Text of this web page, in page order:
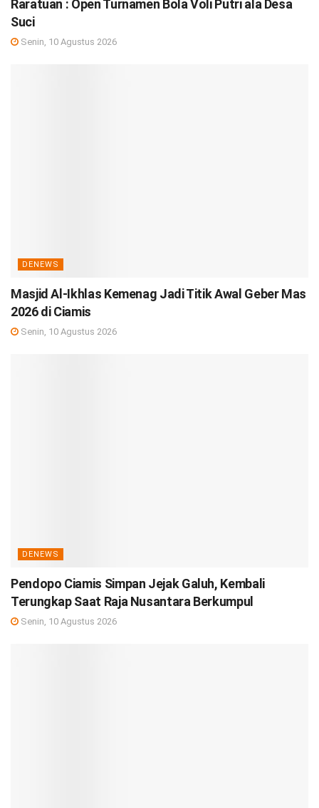
Raratuan : Open Turnamen Bola Voli Putri ala Desa
Suci
Senin, 10 Agustus 2026
DENEWS
Masjid Al-Ikhlas Kemenag Jadi Titik Awal Geber Mas
2026 di Ciamis
Senin, 10 Agustus 2026
DENEWS
Pendopo Ciamis Simpan Jejak Galuh, Kembali
Terungkap Saat Raja Nusantara Berkumpul
Senin, 10 Agustus 2026